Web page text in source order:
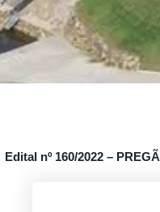
Edital nº 160/2022 –